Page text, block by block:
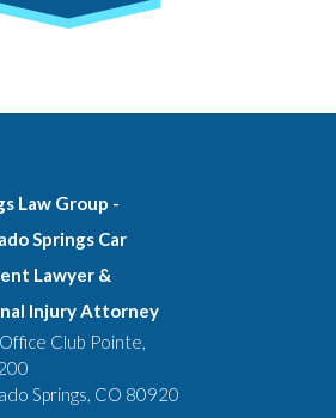
Law Group -
Springs Car
Lawyer &
Injury Attorney
Club Pointe,
Springs, CO 80920